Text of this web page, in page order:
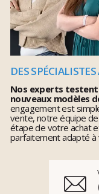
DES
Nos experts testent
nouveaux modèles
engagement est
vente, notre équipe
étape de votre achat
parfaitement adapté à